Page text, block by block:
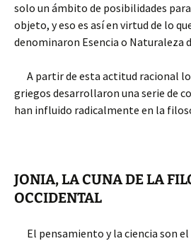
solo un ámbito de posibilidades
objeto, y eso es así en virtud de lo
denominaron Esencia o Naturaleza
A partir de esta actitud racional
griegos desarrollaron una serie de
han influido radicalmente en la
JONIA, LA CUNA DE LA
OCCIDENTAL
El pensamiento y la ciencia son